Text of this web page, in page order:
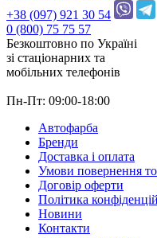
+38 (097) 921 30 54
0 (800) 75 75 57
Безкоштовно по Україні
зі стацiонарних та
мобільних телефонів
Пн-Пт: 09:00-18:00
Автофарба
Бренди
Доставка і оплата
Умови повернення
Договір оферти
Політика
Новини
Контакти